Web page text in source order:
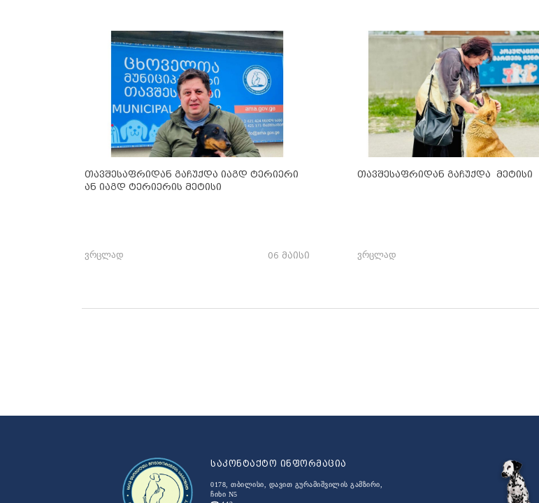
თავშესაფრიდან გაჩუქდა იაგდ ტერიერი
ან იაგდ ტერიერის მეტისი
06 მაისი
ვრცლად
თავშესაფრიდან გაჩუქდა მეტისი
ვრცლად
საკონტაქტო ინფორმაცია
0178, თბილისი, დავით გურამიშვილის გამზირი,
ჩიხი N5